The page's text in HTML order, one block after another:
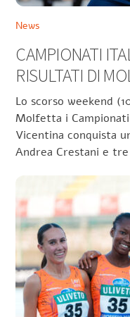
News
CAMPIONATI
RISULTATI DI
Lo scorso weekend
Molfetta i
Vicentina conquista
Andrea Crestani e